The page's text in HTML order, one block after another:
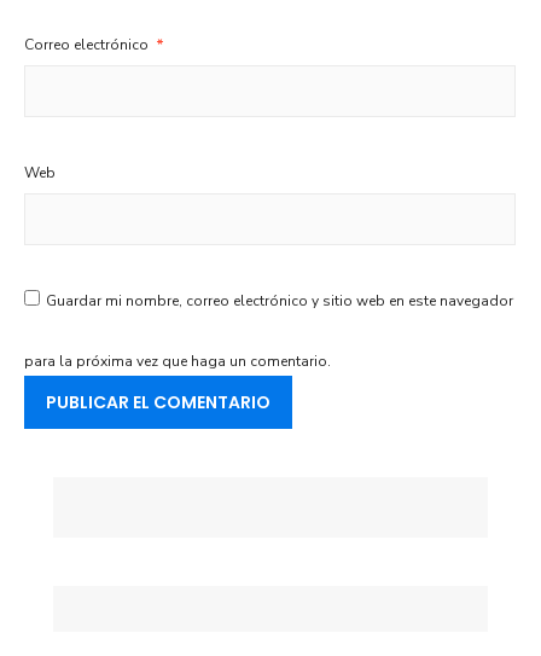
Correo electrónico *
Web
Guardar mi nombre, correo electrónico y sitio web en este navegador
para la próxima vez que haga un comentario.